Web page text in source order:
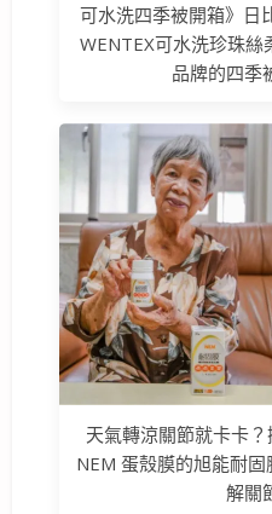
可水洗四季被開箱》日
WENTEX可水洗珍珠
品牌的四季
天氣轉涼關節就卡卡
NEM 蛋殼膜的旭能耐
解關